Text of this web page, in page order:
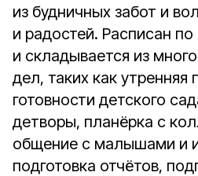
из будничных забот и
и радостей. Расписан
и складывается из
дел, таких как утренняя
готовности детского
детворы, планёрка с
общение с малышами и
подготовка отчётов,